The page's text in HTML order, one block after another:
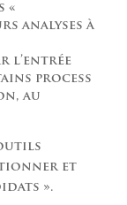
«
analyses à
l’entrée
process
au
et
».